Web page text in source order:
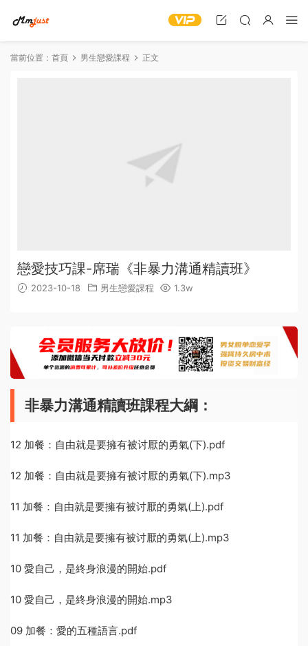
當前位置： 首頁 男生戀愛課程 正文
戀愛技巧課-席瑞《非暴力溝通精讀班》
2023-10-18 男生戀愛課程 1.3w
非暴力溝通精讀班課程大綱：
12 加餐：自由就是要擁有被讨厭的勇氣(下).pdf
12 加餐：自由就是要擁有被讨厭的勇氣(下).mp3
11 加餐：自由就是要擁有被讨厭的勇氣(上).pdf
11 加餐：自由就是要擁有被讨厭的勇氣(上).mp3
10 愛自己，是終身浪漫的開始.pdf
10 愛自己，是終身浪漫的開始.mp3
09 加餐：愛的五種語言.pdf